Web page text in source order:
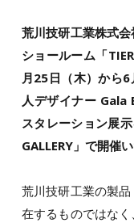
荒川技研工業株式
ショールーム「
月25日（木）から
人デザイナー Gala
スタレーション展
GALLERY」で開催い
荒川技研工業の製
在するものではな